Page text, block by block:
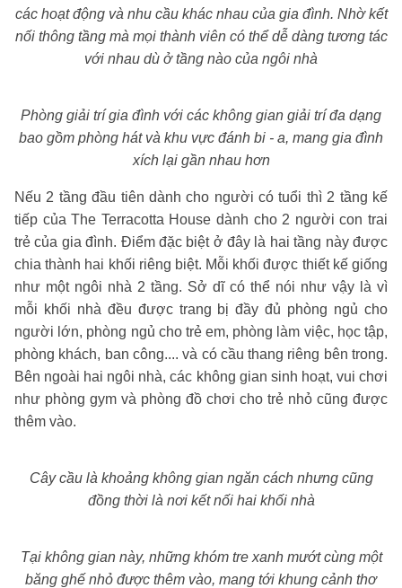
các hoạt động và nhu cầu khác nhau của gia đình. Nhờ kết
nối thông tầng mà mọi thành viên có thể dễ dàng tương tác
với nhau dù ở tầng nào của ngôi nhà
Phòng giải trí gia đình với các không gian giải trí đa dạng
bao gồm phòng hát và khu vực đánh bi - a, mang gia đình
xích lại gần nhau hơn
Nếu 2 tầng đầu tiên dành cho người có tuổi thì 2 tầng kế
tiếp của The Terracotta House dành cho 2 người con trai
trẻ của gia đình. Điểm đặc biệt ở đây là hai tầng này được
chia thành hai khối riêng biệt. Mỗi khối được thiết kế giống
như một ngôi nhà 2 tầng. Sở dĩ có thể nói như vậy là vì
mỗi khối nhà đều được trang bị đầy đủ phòng ngủ cho
người lớn, phòng ngủ cho trẻ em, phòng làm việc, học tập,
phòng khách, ban công.... và có cầu thang riêng bên trong.
Bên ngoài hai ngôi nhà, các không gian sinh hoạt, vui chơi
như phòng gym và phòng đồ chơi cho trẻ nhỏ cũng được
thêm vào.
Cây cầu là khoảng không gian ngăn cách nhưng cũng
đồng thời là nơi kết nối hai khối nhà
Tại không gian này, những khóm tre xanh mướt cùng một
băng ghế nhỏ được thêm vào, mang tới khung cảnh thơ